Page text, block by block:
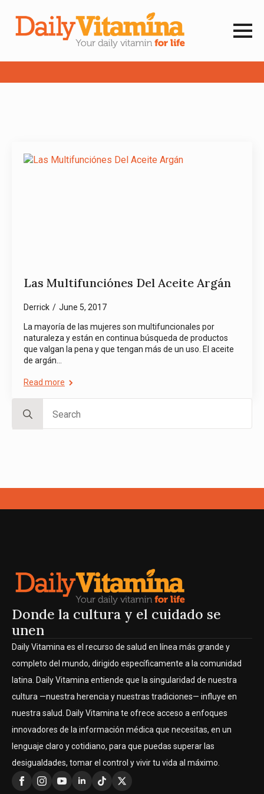
Las Multifunciónes Del Aceite Argán
Derrick June 5, 2017
La mayoría de las mujeres son multifuncionales por
naturaleza y están en continua búsqueda de productos
que valgan la pena y que tengan más de un uso. El aceite
de argán…
Read more
for:
Donde la cultura y el cuidado se
unen
Daily Vitamina es el recurso de salud en línea más grande y
completo del mundo, dirigido específicamente a la comunidad
latina. Daily Vitamina entiende que la singularidad de nuestra
cultura —nuestra herencia y nuestras tradiciones— influye en
nuestra salud. Daily Vitamina te ofrece acceso a enfoques
innovadores de la información médica que necesitas, en un
lenguaje claro y cotidiano, para que puedas superar las
desigualdades, tomar el control y vivir tu vida al máximo.